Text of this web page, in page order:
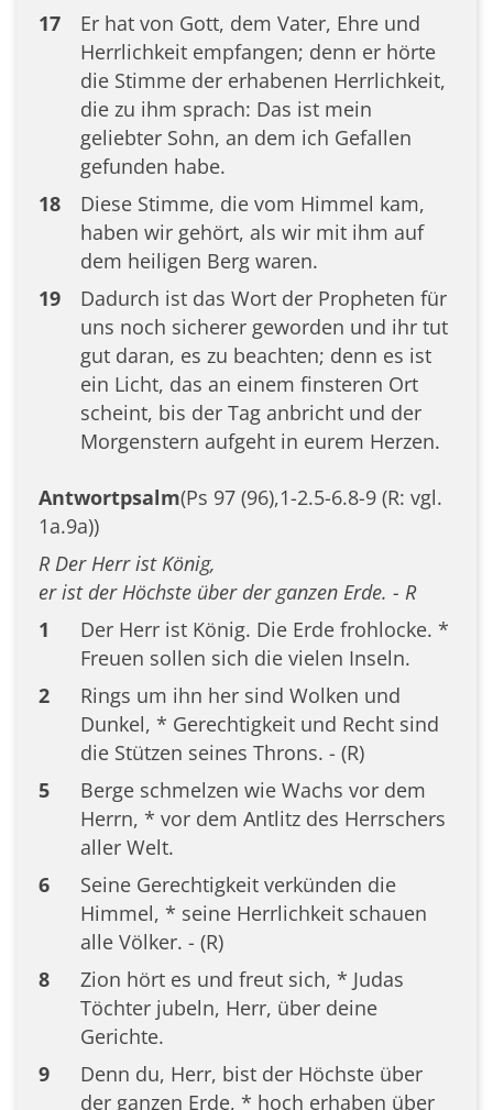
17
Er hat von Gott, dem Vater, Ehre und
Herrlichkeit empfangen; denn er hörte
die Stimme der erhabenen Herrlichkeit,
die zu ihm sprach: Das ist mein
geliebter Sohn, an dem ich Gefallen
gefunden habe.
18
Diese Stimme, die vom Himmel kam,
haben wir gehört, als wir mit ihm auf
dem heiligen Berg waren.
19
Dadurch ist das Wort der Propheten für
uns noch sicherer geworden und ihr tut
gut daran, es zu beachten; denn es ist
ein Licht, das an einem finsteren Ort
scheint, bis der Tag anbricht und der
Morgenstern aufgeht in eurem Herzen.
Antwortpsalm(Ps 97 (96),1-2.5-6.8-9 (R: vgl.
1a.9a))
R Der Herr ist König,
er ist der Höchste über der ganzen Erde. - R
1
Der Herr ist König. Die Erde frohlocke. *
Freuen sollen sich die vielen Inseln.
2
Rings um ihn her sind Wolken und
Dunkel, * Gerechtigkeit und Recht sind
die Stützen seines Throns. - (R)
5
Berge schmelzen wie Wachs vor dem
Herrn, * vor dem Antlitz des Herrschers
aller Welt.
6
Seine Gerechtigkeit verkünden die
Himmel, * seine Herrlichkeit schauen
alle Völker. - (R)
8
Zion hört es und freut sich, * Judas
Töchter jubeln, Herr, über deine
Gerichte.
9
Denn du, Herr, bist der Höchste über
der ganzen Erde, * hoch erhaben über